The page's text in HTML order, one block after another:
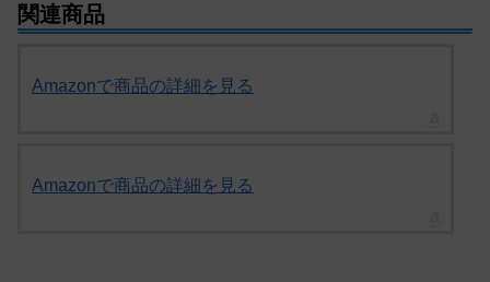
関連商品
Amazonで商品の詳細を見る
Amazonで商品の詳細を見る